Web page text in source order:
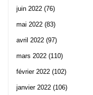
juin 2022 (76)
mai 2022 (83)
avril 2022 (97)
mars 2022 (110)
février 2022 (102)
janvier 2022 (106)